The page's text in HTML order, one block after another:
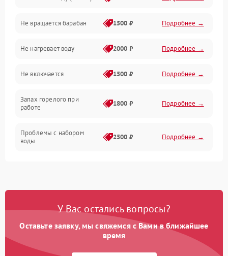
Слив
Программное обеспечение
Не вращается барабан 1500 ₽ Подробнее →
Не нагревает воду 2000 ₽ Подробнее →
Не включается 1500 ₽ Подробнее →
Запах горелого при
работе
1800 ₽ Подробнее →
Проблемы с набором
воды
2500 ₽ Подробнее →
Замена платы управления 2200 ₽ Подробнее →
У Вас остались вопросы?
Оставьте заявку, мы свяжемся с Вами в ближайшее
время